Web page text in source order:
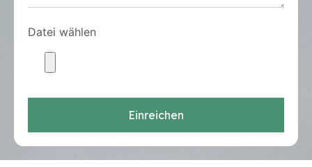
Datei wählen
Einreichen